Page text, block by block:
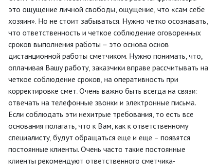
это ощущение личной свободы, ощущение, что «сам себе
хозяин». Но не стоит забываться. Нужно четко осознавать,
что ответственность и четкое соблюдение оговоренных
сроков выполнения работы – это основа основ
дистанционной работы сметчиком. Нужно понимать, что,
оплачивая Вашу работу, заказчики вправе рассчитывать на
четкое соблюдение сроков, на оперативность при
корректировке смет. Очень важно быть всегда на связи:
отвечать на телефонные звонки и электронные письма.
Если соблюдать эти нехитрые требования, то есть все
основания полагать, что к Вам, как к ответственному
специалисту, будут обращаться еще и еще – появятся
постоянные клиенты. Очень часто такие постоянные
клиенты рекомендуют ответственного сметчика-